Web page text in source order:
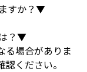
すか？▼
？▼
る場合がありま
ください。